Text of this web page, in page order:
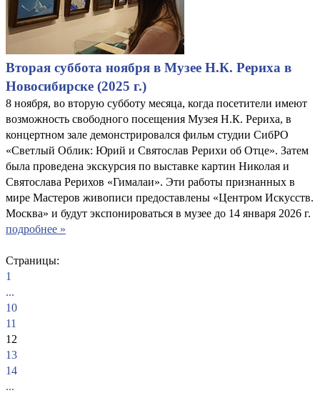
Вторая суббота ноября в Музее Н.К. Рериха в
Новосибирске (2025 г.)
8 ноября, во вторую субботу месяца, когда посетители имеют
возможность свободного посещения Музея Н.К. Рериха, в
концертном зале демонстрировался фильм студии СибРО
«Светлый Облик: Юрий и Святослав Рерихи об Отце». Затем
была проведена экскурсия по выставке картин Николая и
Святослава Рерихов «Гималаи». Эти работы признанных в
мире Мастеров живописи предоставлены «Центром Искусств.
Москва» и будут экспонироваться в музее до 14 января 2026 г.
подробнее »
Страницы:
1
...
10
11
12
13
14
...